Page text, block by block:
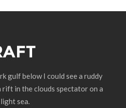
gulf below I could see a ruddy
in the clouds spectator on a
sea.